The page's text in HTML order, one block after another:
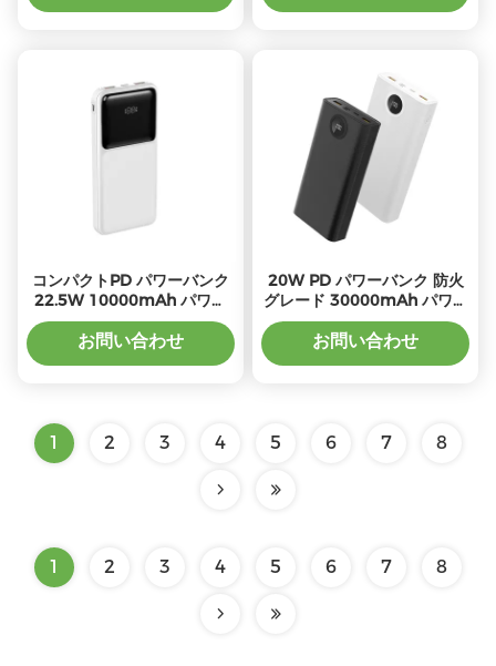
コンパクトPD パワーバンク
22.5W 10000mAh パワー
バンク 充電器
お問い合わせ
20W PD パワーバンク 防火
グレード 30000mAh パワー
バンク 充電
お問い合わせ
1 2 3 4 5 6 7 8
1 2 3 4 5 6 7 8